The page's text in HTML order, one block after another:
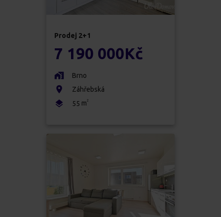
Prodej 2+1
7 190 000Kč
Brno
Záhřebská
55 m2